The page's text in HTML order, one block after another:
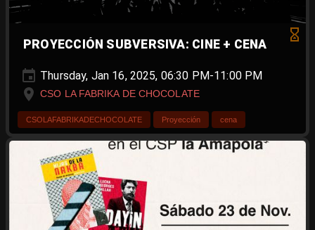
PROYECCIÓN SUBVERSIVA: CINE + CENA
Thursday, Jan 16, 2025, 06:30 PM-11:00 PM
CSO LA FABRIKA DE CHOCOLATE
CSOLAFABRIKADECHOCOLATE Proyección cena